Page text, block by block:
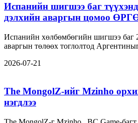
Испанийн шигшээ баг
дэлхийн аваргын цомоо
Испанийн хөлбөмбөгийн шигшээ
аваргын төлөөх тоглолтод
2026-07-21
The MongolZ-ийг Mzinho
нэгдлээ